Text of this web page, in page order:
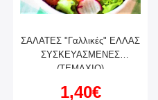
ΣΑΛΑΤΕΣ "Γαλλικές" ΕΛΛΑΣ
ΣΥΣΚΕΥΑΣΜΕΝΕΣ
(ΤΕΜΑΧΙΟ)
1,40€